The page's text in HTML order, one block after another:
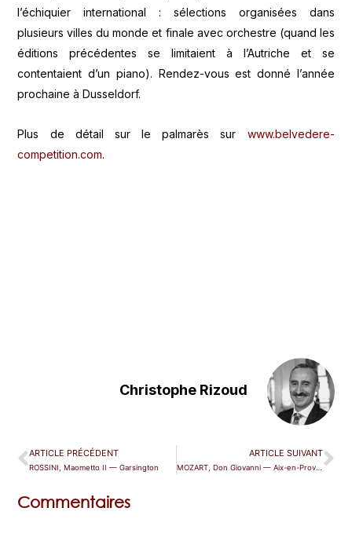
l’échiquier international : sélections organisées dans
plusieurs villes du monde et finale avec orchestre (quand les
éditions précédentes se limitaient à l’Autriche et se
contentaient d’un piano). Rendez-vous est donné l’année
prochaine à Dusseldorf.
Plus de détail sur le palmarès sur www.belvedere-
competition.com.
Christophe Rizoud
ARTICLE PRÉCÉDENT
ROSSINI, Maometto II — Garsington
ARTICLE SUIVANT
MOZART, Don Giovanni — Aix-en-Provence
Commentaires